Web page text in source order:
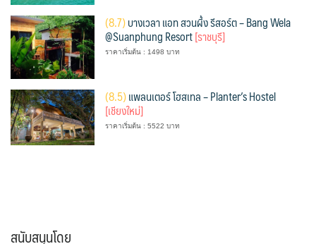
(8.7)บางเวลา แอท สวนผึ้ง รีสอร์ต – Bang Wela
@Suanphung Resort[ราชบุรี]
ราคาเริ่มต้น : 1498 บาท
(8.5)แพลนเตอร์ โฮสเทล – Planter’s Hostel
[เชียงใหม่]
ราคาเริ่มต้น : 5522 บาท
สนับสนุนโดย